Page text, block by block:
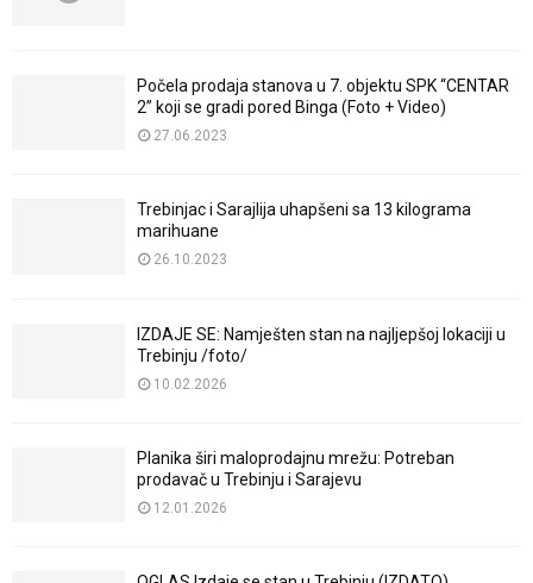
Počela prodaja stanova u 7. objektu SPK “CENTAR
2” koji se gradi pored Binga (Foto + Video)
27.06.2023
Trebinjac i Sarajlija uhapšeni sa 13 kilograma
marihuane
26.10.2023
IZDAJE SE: Namješten stan na najljepšoj lokaciji u
Trebinju /foto/
10.02.2026
Planika širi maloprodajnu mrežu: Potreban
prodavač u Trebinju i Sarajevu
12.01.2026